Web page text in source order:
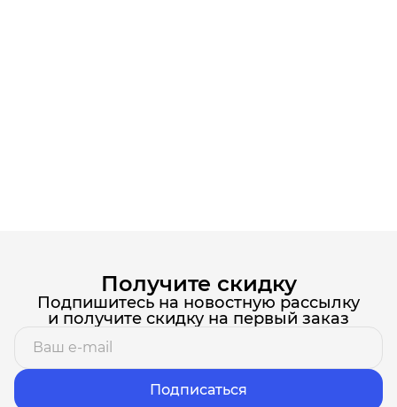
Получите скидку
Подпишитесь на новостную рассылку
и получите скидку на первый заказ
Подписаться